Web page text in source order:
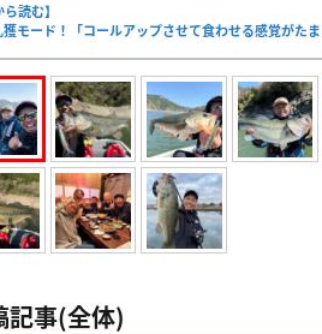
読む】
モード！「コールアップさせて食わせる感覚がた
記事(全体)